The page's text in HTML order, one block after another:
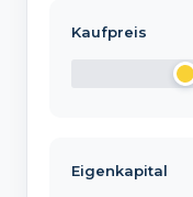
Kaufpreis
Eigenkapital